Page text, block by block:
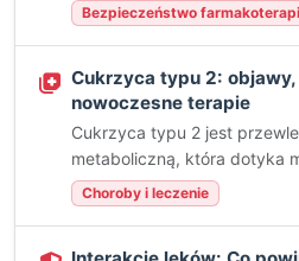
Bezpieczeństwo
Cukrzyca typu 2:
nowoczesne terapie
Cukrzyca typu 2 jest
metaboliczną, która dotyka
Choroby i leczenie